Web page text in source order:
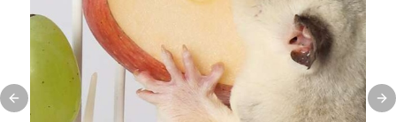
Previous slide